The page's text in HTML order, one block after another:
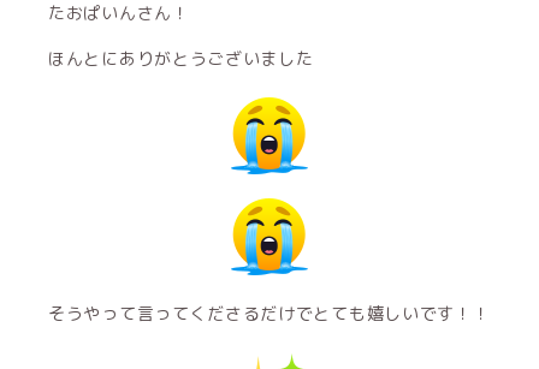
たおぱいんさん！
ほんとにありがとうございました
そうやって言ってくださるだけでとても嬉しいです！！